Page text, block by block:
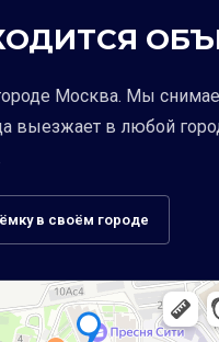
Москва. Мы
выезжает в любой
в своём городе